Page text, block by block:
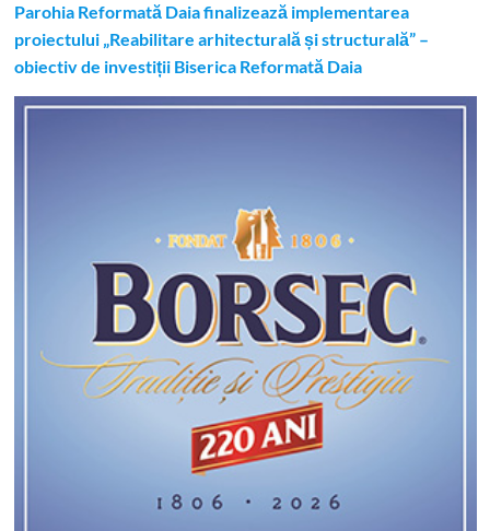
Parohia Reformată Daia finalizează implementarea
proiectului „Reabilitare arhitecturală și structurală” –
obiectiv de investiții Biserica Reformată Daia